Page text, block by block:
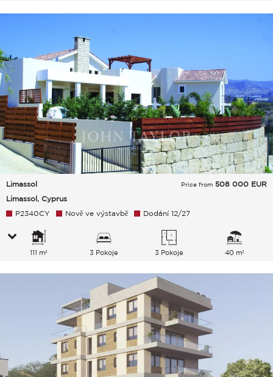
Limassol
Limassol, Cyprus
Price from 508 000 EUR
P2340CY Nově ve výstavbě Dodání 12/27
111 m² 3 Pokoje 3 Pokoje 40 m²